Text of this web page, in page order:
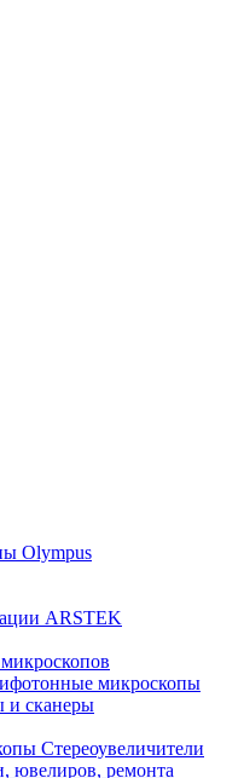
Olympus
ARSTEK
микроскопы
и сканеры
Стереоувеличители
ювелиров, ремонта